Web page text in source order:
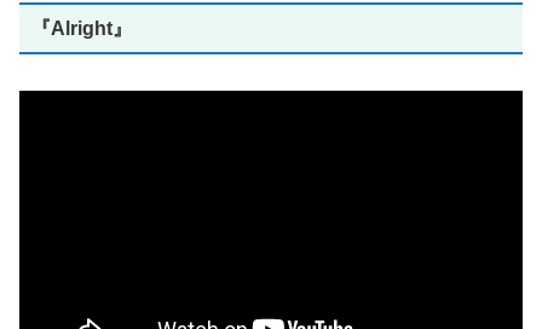
『Alright』